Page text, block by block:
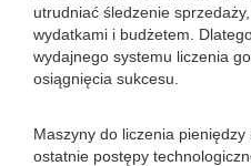
utrudniać śledzenie
wydatkami i budżetem.
wydajnego systemu liczenia
osiągnięcia sukcesu.
Maszyny do liczenia
ostatnie postępy